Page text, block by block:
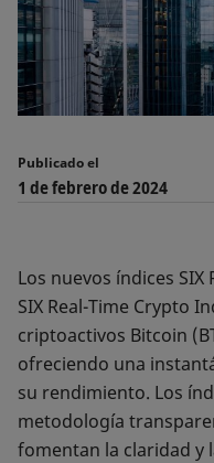
Publicado el
1 de febrero de 2024
Los nuevos índices
SIX Real-Time Crypto
criptoactivos Bitcoin
ofreciendo una
su rendimiento. Los
metodología
fomentan la claridad y